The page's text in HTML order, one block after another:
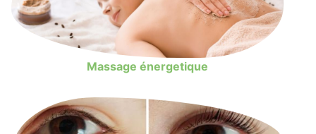
Massage énergetique